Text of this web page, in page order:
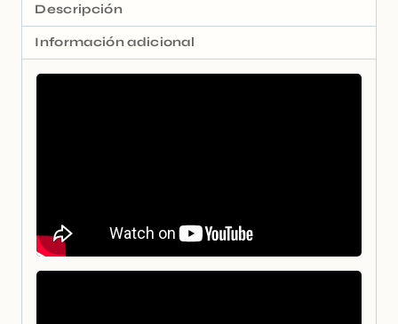
Descripción
Información adicional